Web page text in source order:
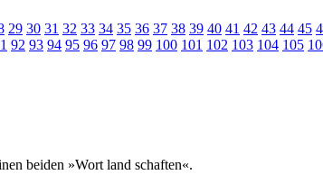
29 30 31 32 33 34 35 36 37 38 39 40 41 42 43 44 45
92 93 94 95 96 97 98 99 100 101 102 103 104 105
beiden »Wort land schaften«.